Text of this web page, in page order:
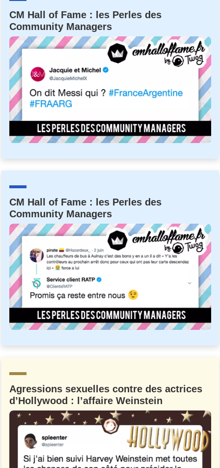
CM Hall of Fame : les Perles des
Community Managers
CM Hall of Fame : les Perles des
Community Managers
Agressions sexuelles contre des actrices
d’Hollywood : l’affaire Weinstein